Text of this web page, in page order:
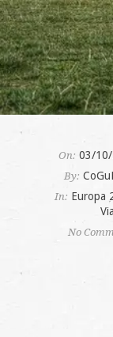
On: 03/
By:
In: Europa
No